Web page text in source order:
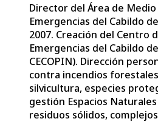
Director del Área de
Emergencias del Cabildo
2007. Creación del Centro
Emergencias del Cabildo
CECOPIN). Dirección
contra incendios
silvicultura, especies
gestión Espacios
residuos sólidos,